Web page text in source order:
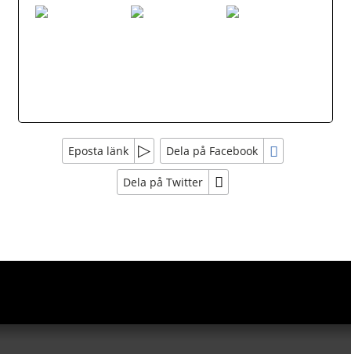
Eposta länk Dela på Facebook
Dela på Twitter